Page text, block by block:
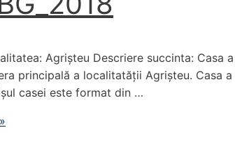
Agrișteu Descriere succinta:
principală a localitatății Agrișteu.
casei este format din …